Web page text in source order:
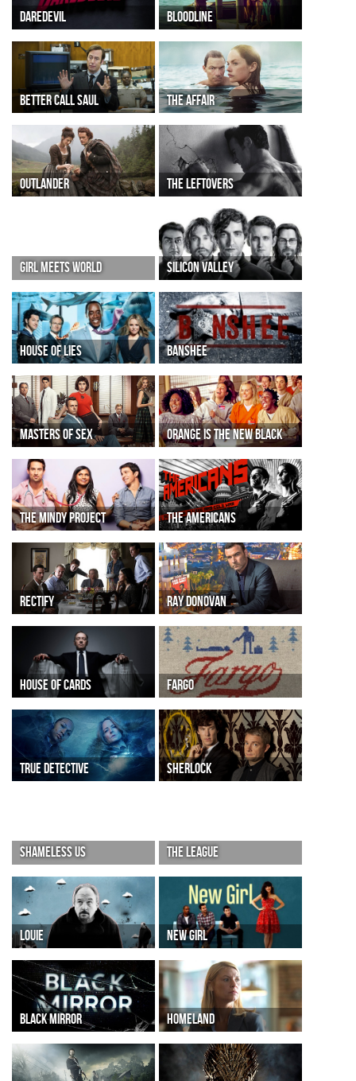
DAREDEVIL BLOODLINE
BETTER CALL SAUL THE AFFAIR
OUTLANDER THE LEFTOVERS
GIRL MEETS WORLD SILICON VALLEY
HOUSE OF LIES BANSHEE
MASTERS OF SEX ORANGE IS THE NEW BLACK
THE MINDY PROJECT THE AMERICANS
RECTIFY RAY DONOVAN
HOUSE OF CARDS FARGO
TRUE DETECTIVE SHERLOCK
SHAMELESS US THE LEAGUE
LOUIE NEW GIRL
BLACK MIRROR HOMELAND